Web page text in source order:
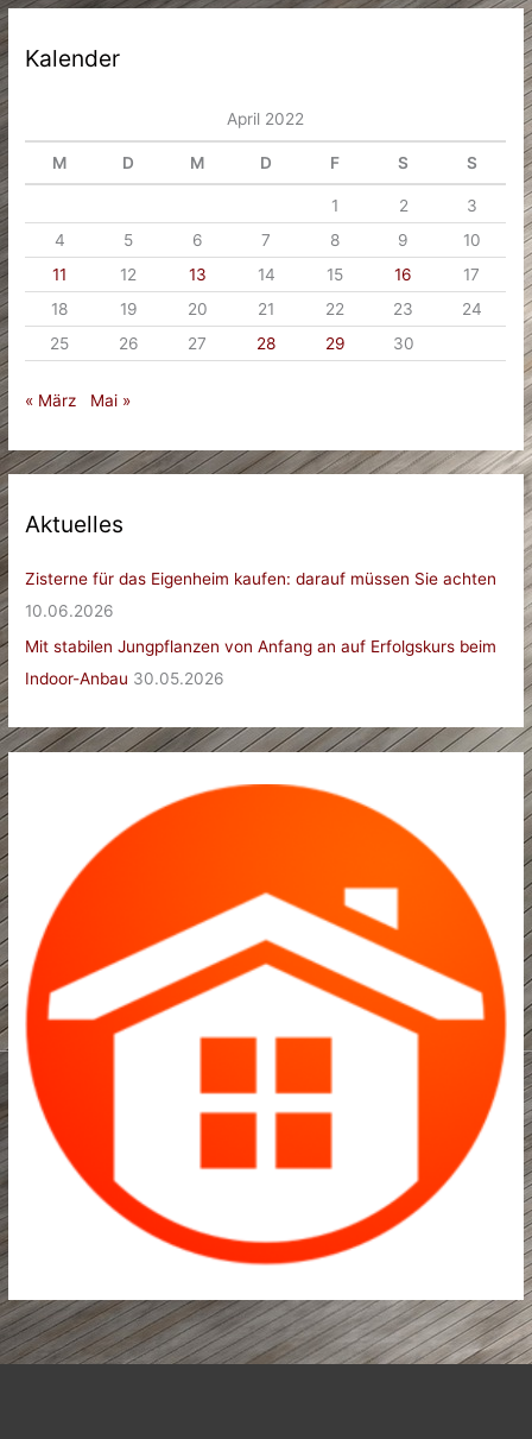
Kalender
April 2022
M D M D F S S
1 2
3
4
5 6 7 8 9
10
11
12 13 14 15 16
17
18
19 20 21 22 23
24
25
26 27 28 29 30
« März Mai »
Aktuelles
Zisterne für das Eigenheim kaufen: darauf müssen Sie achten
10.06.2026
Mit stabilen Jungpflanzen von Anfang an auf Erfolgskurs beim
Indoor-Anbau 30.05.2026